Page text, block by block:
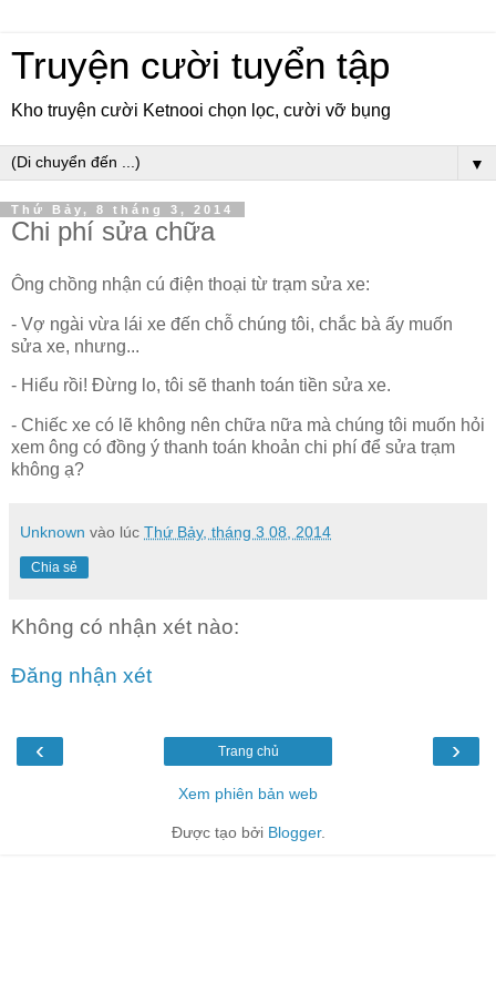
Truyện cười tuyển tập
Kho truyện cười Ketnooi chọn lọc, cười vỡ bụng
▼
Thứ Bảy, 8 tháng 3, 2014
Chi phí sửa chữa
Ông chồng nhận cú điện thoại từ trạm sửa xe:
- Vợ ngài vừa lái xe đến chỗ chúng tôi, chắc bà ấy muốn
sửa xe, nhưng...
- Hiểu rồi! Đừng lo, tôi sẽ thanh toán tiền sửa xe.
- Chiếc xe có lẽ không nên chữa nữa mà chúng tôi muốn hỏi
xem ông có đồng ý thanh toán khoản chi phí để sửa trạm
không ạ?
Unknown vào lúc Thứ Bảy, tháng 3 08, 2014
Chia sẻ
Không có nhận xét nào:
Đăng nhận xét
‹ ›
Trang chủ
Xem phiên bản web
Được tạo bởi Blogger.